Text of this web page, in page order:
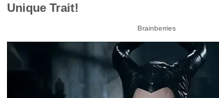
Unique Trait!
Brainberries